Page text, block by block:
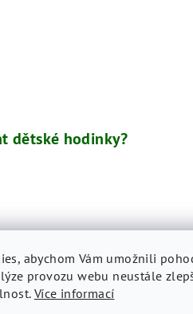
abychom Vám umožnili
provozu webu neustále
Více informací
dětské hodinky?